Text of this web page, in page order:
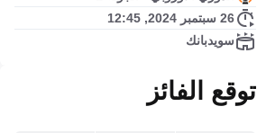
26 سبتمبر 2024, 12:45
سويدبانك
توقع الفائز